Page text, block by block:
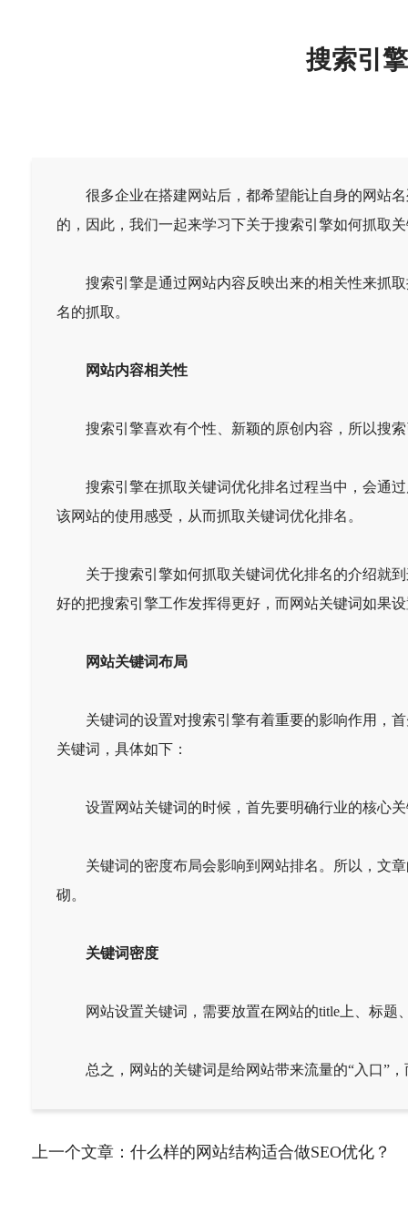
搜索引
很多企业在搭建网站后，都希望能让自身的网站名
的，因此，我们一起来学习下关于搜索引擎如何抓取
搜索引擎是通过网站内容反映出来的相关性来抓取
名的抓取。
网站内容相关性
搜索引擎喜欢有个性、新颖的原创内容，所以搜索
搜索引擎在抓取关键词优化排名过程当中，会通过
该网站的使用感受，从而抓取关键词优化排名。
关于搜索引擎如何抓取关键词优化排名的介绍就到
好的把搜索引擎工作发挥得更好，而网站关键词如果
网站关键词布局
关键词的设置对搜索引擎有着重要的影响作用，首
关键词，具体如下：
设置网站关键词的时候，首先要明确行业的核心关
关键词的密度布局会影响到网站排名。所以，文章
砌。
关键词密度
网站设置关键词，需要放置在网站的title上、标题
总之，网站的关键词是给网站带来流量的“入口”，
上一个文章： 什么样的网站结构适合做SEO优化？